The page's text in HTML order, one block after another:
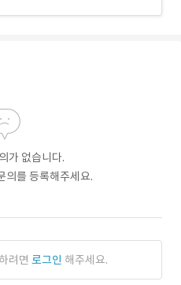
가 없습니다.
의를 등록해주세요.
려면 로그인 해주세요.